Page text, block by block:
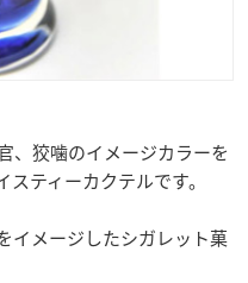
、狡噛のイメージカラーを
ティーカクテルです。
イメージしたシガレット菓